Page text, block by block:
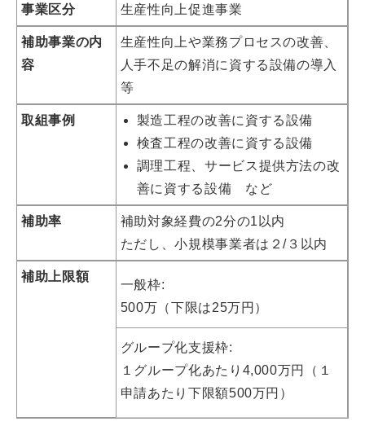
事業区分
補助事業の内
容
取組事例
補助率
補助上限額
生産性向上促進事業
生産性向上や業務プロセスの改善、
人手不足の解消に資する設備の導入
等
製造工程の改善に資する設備
検査工程の改善に資する設備
調理工程、サービス提供方法の改
善に資する設備 など
補助対象経費の2分の1以内
ただし、小規模事業者は２/３以内
一般枠:
500万 （下限は25万円）
グループ化支援枠:
１グループ化あたり4,000万円
（１
申請あたり下限額500万円）